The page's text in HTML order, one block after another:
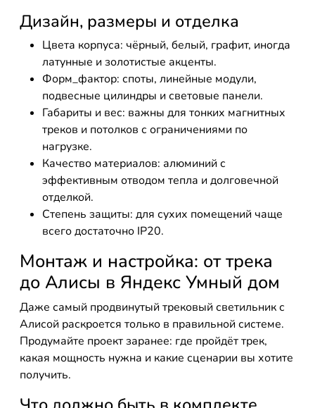
Дизайн, размеры и отделка
Цвета корпуса: чёрный, белый, графит, иногда
латунные и золотистые акценты.
Форм_фактор: споты, линейные модули,
подвесные цилиндры и световые панели.
Габариты и вес: важны для тонких магнитных
треков и потолков с ограничениями по
нагрузке.
Качество материалов: алюминий с
эффективным отводом тепла и долговечной
отделкой.
Степень защиты: для сухих помещений чаще
всего достаточно IP20.
Монтаж и настройка: от трека
до Алисы в Яндекс Умный дом
Даже самый продвинутый трековый светильник с
Алисой раскроется только в правильной системе.
Продумайте проект заранее: где пройдёт трек,
какая мощность нужна и какие сценарии вы хотите
получить.